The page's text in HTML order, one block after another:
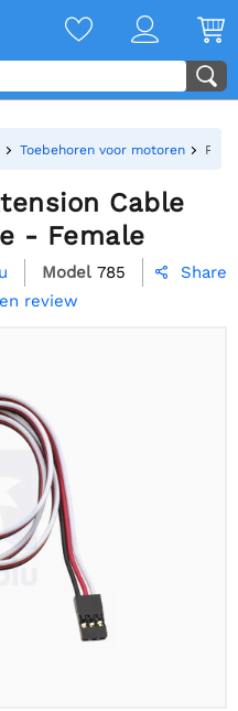
Toebehoren voor motoren
Cable
- Female
Model 785 
Share
review